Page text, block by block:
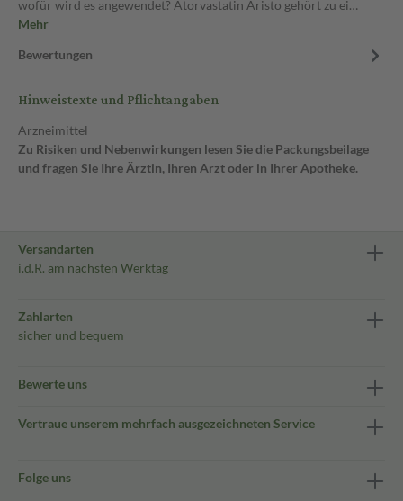
wofür wird es angewendet? Atorvastatin Aristo gehört zu ei…
Mehr
Bewertungen
Hinweistexte und Pflichtangaben
Arzneimittel
Zu Risiken und Nebenwirkungen lesen Sie die Packungsbeilage
und fragen Sie Ihre Ärztin, Ihren Arzt oder in Ihrer Apotheke.
Versandarten
i.d.R. am nächsten Werktag
Zahlarten
sicher und bequem
Bewerte uns
Vertraue unserem mehrfach ausgezeichneten Service
Folge uns